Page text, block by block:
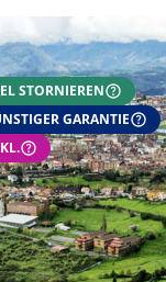
STORNIEREN
GARANTIE